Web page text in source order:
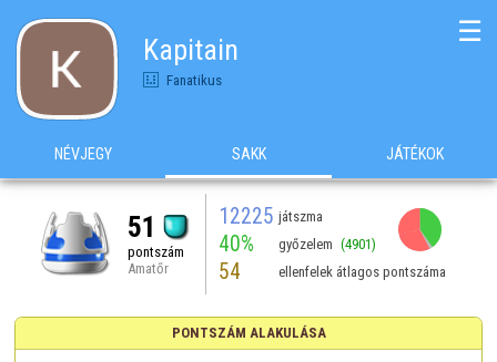
Kapitain
Fanatikus
☰
NÉVJEGY SAKK JÁTÉKOK
51
pontszám
Amatőr
12225 játszma
40% győzelem (4901)
54 ellenfelek átlagos pontszáma
PONTSZÁM ALAKULÁSA